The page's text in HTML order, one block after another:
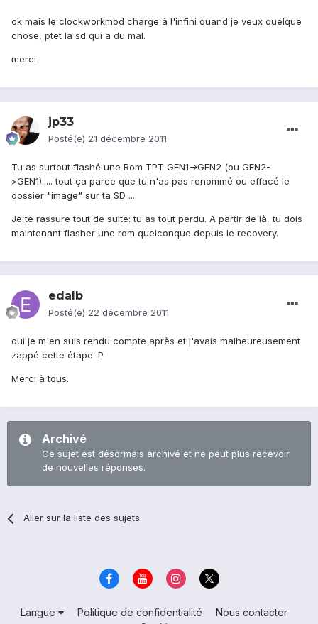
ok mais le clockworkmod charge à l'infini quand je veux quelque
chose, ptet la sd qui a du mal.
merci
jp33
Posté(e) 21 décembre 2011
Tu as surtout flashé une Rom TPT GEN1->GEN2 (ou GEN2-
>GEN1)..... tout ça parce que tu n'as pas renommé ou effacé le
dossier "image" sur ta SD ...
Je te rassure tout de suite: tu as tout perdu. A partir de là, tu dois
maintenant flasher une rom quelconque depuis le recovery.
edalb
Posté(e) 22 décembre 2011
oui je m'en suis rendu compte après et j'avais malheureusement
zappé cette étape :P
Merci à tous.
Archivé
Ce sujet est désormais archivé et ne peut plus recevoir
de nouvelles réponses.
Aller sur la liste des sujets
Langue Politique de confidentialité
Nous contacter